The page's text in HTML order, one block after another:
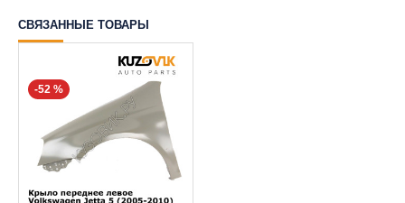
СВЯЗАННЫЕ ТОВАРЫ
-52 %